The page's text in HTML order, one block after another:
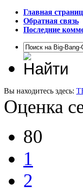
Главная
Обратная связь
Последние
Вы находитесь здесь:
Оценка
80
1
2